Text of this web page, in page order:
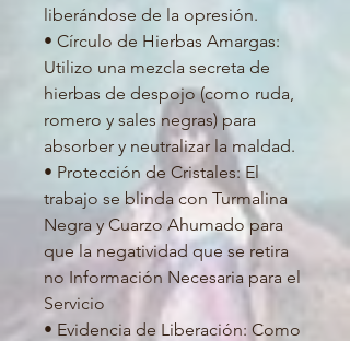
liberándose de la opresión.
• Círculo de Hierbas Amargas:
Utilizo una mezcla secreta de
hierbas de despojo (como ruda,
romero y sales negras) para
absorber y neutralizar la maldad.
• Protección de Cristales: El
trabajo se blinda con Turmalina
Negra y Cuarzo Ahumado para
que la negatividad que se retira
no Información Necesaria para el
Servicio
• Evidencia de Liberación: Como